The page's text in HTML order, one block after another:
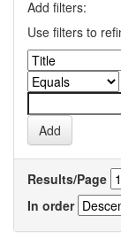
Add filters:
Use filters to
Results/Page
In order